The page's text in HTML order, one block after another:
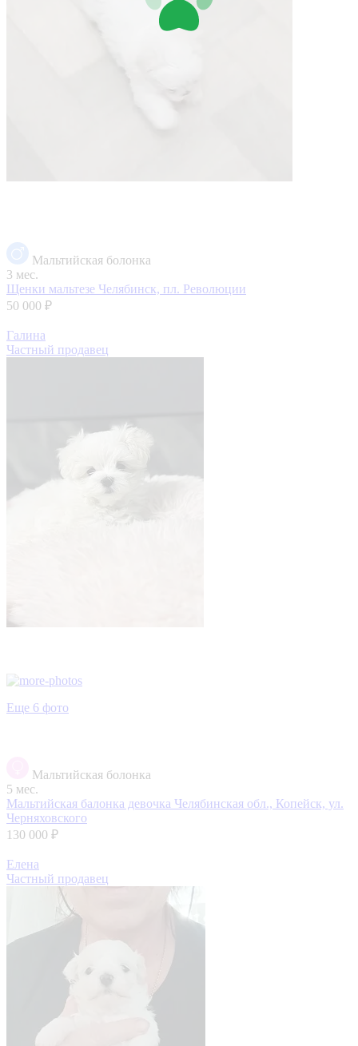
Мальтийская болонка
3 мес.
Щенки мальтезе Челябинск, пл. Революции
50 000 ₽
Галина
Частный продавец
Еще 6 фото
Мальтийская болонка
5 мес.
Мальтийская балонка девочка Челябинская обл., Копейск, ул.
Черняховского
130 000 ₽
Елена
Частный продавец